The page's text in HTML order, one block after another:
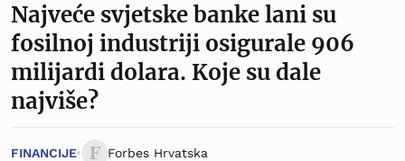
Najveće svjetske banke lani su
fosilnoj industriji osigurale 906
milijardi dolara. Koje su dale
najviše?
FINANCIJE Forbes Hrvatska